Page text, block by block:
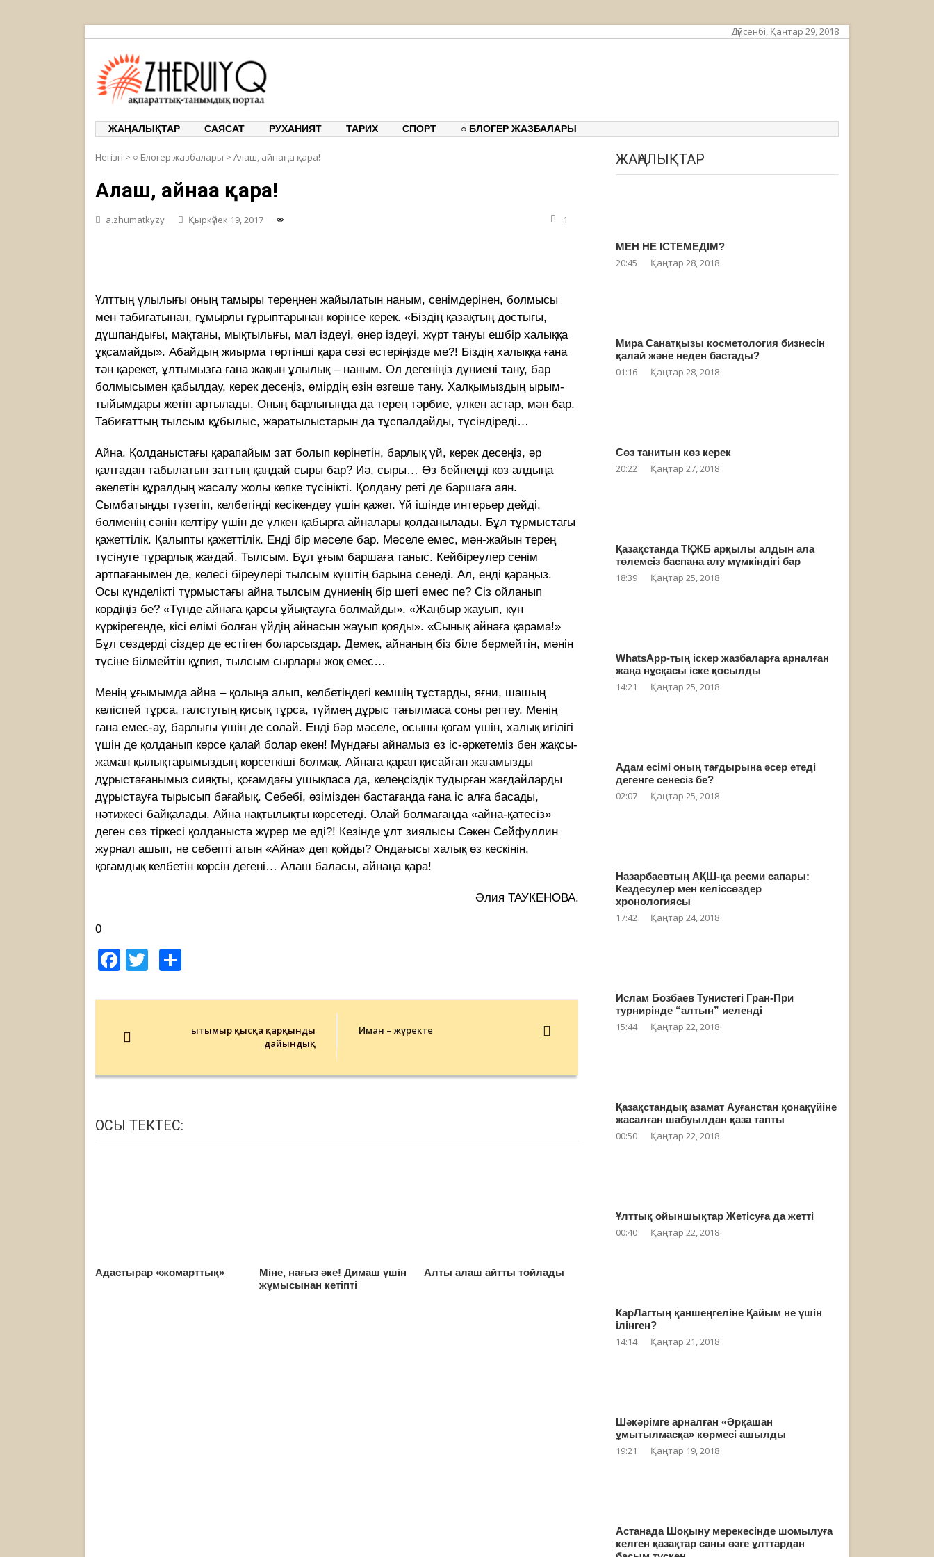
Дүйсенбі, Қаңтар 29, 2018
ЖАҢАЛЫҚТАР САЯСАТ РУХАНИЯТ ТАРИХ СПОРТ ○ БЛОГЕР ЖАЗБАЛАРЫ
Негізгі > ○ Блогер жазбалары > Алаш, айнаңа қара!
Алаш, айнаңа қара!
a.zhumatkyzy Қыркүйек 19, 2017 1
Ұлттың ұлылығы оның тамыры тереңнен жайылатын наным, сенімдерінен, болмысы
мен табиғатынан, ғұмырлы ғұрыптарынан көрінсе керек. «Біздің қазақтың достығы,
дұшпандығы, мақтаны, мықтылығы, мал іздеуі, өнер іздеуі, жұрт тануы ешбір халыққа
ұқсамайды». Абайдың жиырма төртінші қара сөзі естеріңізде ме?! Біздің халыққа ғана
тән қарекет, ұлтымызға ғана жақын ұлылық – наным. Ол дегеніңіз дүниені тану, бар
болмысымен қабылдау, керек десеңіз, өмірдің өзін өзгеше тану. Халқымыздың ырым-
тыйымдары жетіп артылады. Оның барлығында да терең тәрбие, үлкен астар, мән бар.
Табиғаттың тылсым құбылыс, жаратылыстарын да тұспалдайды, түсіндіреді…
Айна. Қолданыстағы қарапайым зат болып көрінетін, барлық үй, керек десеңіз, әр
қалтадан табылатын заттың қандай сыры бар? Иә, сыры… Өз бейнеңді көз алдыңа
әкелетін құралдың жасалу жолы көпке түсінікті. Қолдану реті де баршаға аян.
Сымбатыңды түзетіп, келбетіңді кесікендеу үшін қажет. Үй ішінде интерьер дейді,
бөлменің сәнін келтіру үшін де үлкен қабырға айналары қолданылады. Бұл тұрмыстағы
қажеттілік. Қалыпты қажеттілік. Енді бір мәселе бар. Мәселе емес, мән-жайын терең
түсінуге тұрарлық жағдай. Тылсым. Бұл ұғым баршаға таныс. Кейбіреулер сенім
артпағанымен де, келесі біреулері тылсым күштің барына сенеді. Ал, енді қараңыз.
Осы күнделікті тұрмыстағы айна тылсым дүниенің бір шеті емес пе? Сіз ойланып
көрдіңіз бе? «Түнде айнаға қарсы ұйықтауға болмайды». «Жаңбыр жауып, күн
күркірегенде, кісі өлімі болған үйдің айнасын жауып қояды». «Сынық айнаға қарама!»
Бұл сөздерді сіздер де естіген боларсыздар. Демек, айнаның біз біле бермейтін, мәнін
түсіне білмейтін құпия, тылсым сырлары жоқ емес…
Менің ұғымымда айна – қолыңа алып, келбетіңдегі кемшің тұстарды, яғни, шашың
келіспей тұрса, галстугың қисық тұрса, түймең дұрыс тағылмаса соны реттеу. Менің
ғана емес-ау, барлығы үшін де солай. Енді бәр мәселе, осыны қоғам үшін, халық игілігі
үшін де қолданып көрсе қалай болар екен! Мұндағы айнамыз өз іс-әркетеміз бен жақсы-
жаман қылықтарымыздың көрсеткіші болмақ. Айнаға қарап қисайған жағамызды
дұрыстағанымыз сияқты, қоғамдағы ушықпаса да, келеңсіздік тудырған жағдайларды
дұрыстауға тырысып бағайық. Себебі, өзімізден бастағанда ғана іс алға басады,
нәтижесі байқалады. Айна нақтылықты көрсетеді. Олай болмағанда «айна-қатесіз»
деген сөз тіркесі қолданыста жүрер ме еді?! Кезінде ұлт зиялысы Сәкен Сейфуллин
журнал ашып, не себепті атын «Айна» деп қойды? Ондағысы халық өз кескінін,
қоғамдық келбетін көрсін дегені… Алаш баласы, айнаңа қара!
Әлия ТАУКЕНОВА.
0
Facebook
Twitter
Қытымыр қысқа қарқынды
дайындық
Иман – жүректе
ОСЫ ТЕКТЕС:
Адастырар «жомарттық»
Міне, нағыз әке! Димаш үшін
жұмысынан кетіпті
Алты алаш айтты тойлады
ЖАҢАЛЫҚТАР
МЕН НЕ ІСТЕМЕДІМ?
20:45 Қаңтар 28, 2018
Мира Санатқызы косметология бизнесін
қалай және неден бастады?
01:16 Қаңтар 28, 2018
Сөз танитын көз керек
20:22 Қаңтар 27, 2018
Қазақстанда ТҚЖБ арқылы алдын ала
төлемсіз баспана алу мүмкіндігі бар
18:39 Қаңтар 25, 2018
WhatsApp-тың іскер жазбаларға арналған
жаңа нұсқасы іске қосылды
14:21 Қаңтар 25, 2018
Адам есімі оның тағдырына әсер етеді
дегенге сенесіз бе?
02:07 Қаңтар 25, 2018
Назарбаевтың АҚШ-қа ресми сапары:
Кездесулер мен келіссөздер
хронологиясы
17:42 Қаңтар 24, 2018
Ислам Бозбаев Тунистегі Гран-При
турнирінде “алтын” иеленді
15:44 Қаңтар 22, 2018
Қазақстандық азамат Ауғанстан қонақүйіне
жасалған шабуылдан қаза тапты
00:50 Қаңтар 22, 2018
Ұлттық ойыншықтар Жетісуға да жетті
00:40 Қаңтар 22, 2018
КарЛагтың қаншеңгеліне Қайым не үшін
ілінген?
14:14 Қаңтар 21, 2018
Шәкәрімге арналған «Әрқашан
ұмытылмасқа» көрмесі ашылды
19:21 Қаңтар 19, 2018
Астанада Шоқыну мерекесінде шомылуға
келген қазақтар саны өзге ұлттардан